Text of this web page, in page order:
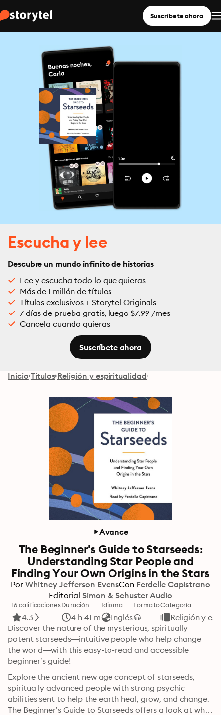
Suscríbete ahora
Escucha y lee
Descubre un mundo infinito de historias
Lee y escucha todo lo que quieras
Más de 1 millón de títulos
Títulos exclusivos + Storytel Originals
7 días de prueba gratis, luego $7.99 /mes
Cancela cuando quieras
Suscríbete ahora
Inicio Títulos Religión y espiritualidad
Avance
The Beginner's Guide to Starseeds:
Understanding Star People and
Finding Your Own Origins in the Stars
Por Whitney Jefferson EvansCon Ferdelle Capistrano
Editorial Simon & Schuster Audio
16 calificaciones
4.3
Duración
4 h 41 m
Idioma
Inglés
FormatoCategoría
Religión y
Discover the nature of the mysterious, spiritually
potent starseeds—intuitive people who help change
the world—with this easy-to-read and accessible
beginner’s guide!
Explore the ancient new age concept of starseeds,
spiritually advanced people with strong psychic
abilities sent to help the earth heal, grow, and change.
The Beginner’s Guide to Starseeds offers a look at who